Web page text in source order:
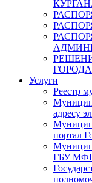
Услуги
Реестр
адресу
портал
ГБУ